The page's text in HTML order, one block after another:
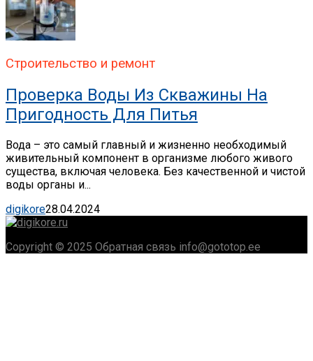
Строительство и ремонт
Проверка Воды Из Скважины На
Пригодность Для Питья
Вода – это самый главный и жизненно необходимый
живительный компонент в организме любого живого
существа, включая человека. Без качественной и чистой
воды органы и...
digikore28.04.2024
Copyright © 2025 Обратная связь info@gototop.ee